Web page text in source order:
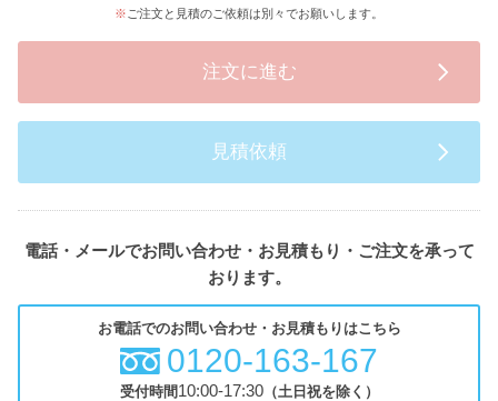
ご注文と見積のご依頼は別々でお願いします。
注文に進む
見積依頼
電話・メールでお問い合わせ・お見積もり・ご注文を承って
おります。
お電話でのお問い合わせ・お見積もりはこちら
0120-163-167
受付時間10:00-17:30（土日祝を除く）